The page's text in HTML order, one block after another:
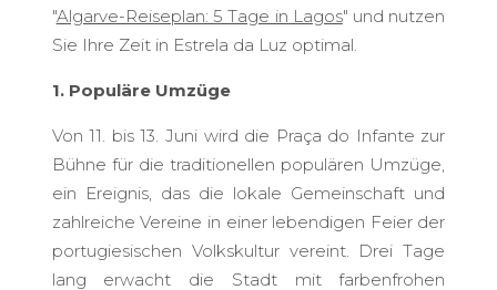
"Algarve-Reiseplan: 5 Tage in Lagos" und nutzen
Sie Ihre Zeit in Estrela da Luz optimal.
1. Populäre Umzüge
Von 11. bis 13. Juni wird die Praça do Infante zur
Bühne für die traditionellen populären Umzüge,
ein Ereignis, das die lokale Gemeinschaft und
zahlreiche Vereine in einer lebendigen Feier der
portugiesischen Volkskultur vereint. Drei Tage
lang erwacht die Stadt mit farbenfrohen